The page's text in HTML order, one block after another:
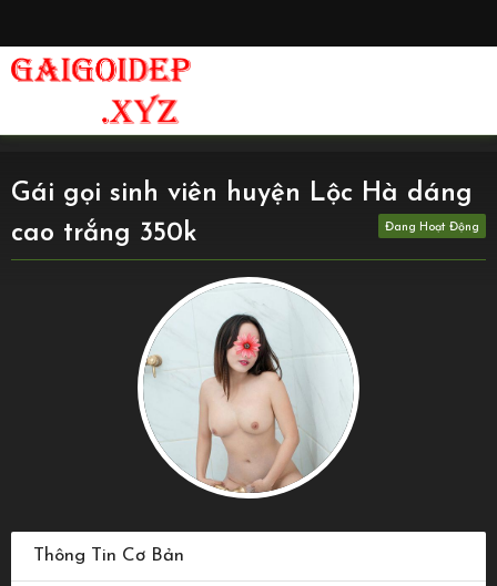
Gái gọi sinh viên huyện Lộc Hà dáng
cao trắng 350k
Thông Tin Cơ Bản